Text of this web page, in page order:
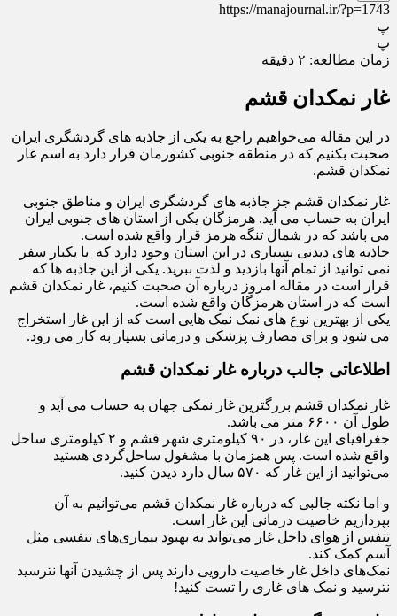
https://manajournal.ir/?p=1743
پ
پ
زمان مطالعه: ۲ دقیقه
غار نمکدان قشم
در این مقاله می‌خواهیم راجع به یکی از جاذبه های گردشگری ایران
صحبت بکنیم که در منطقه جنوبی کشورمان قرار دارد به اسم غار
نمکدان قشم.
غار نمکدان قشم جز جاذبه های گردشگری ایران و مناطق جنوبی
ایران به حساب می آید. هرمزگان یکی از استان های جنوبی ایران
می باشد که در شمال تنگه هرمز قرار واقع شده است.
جاذبه های دیدنی بسیاری در این استان وجود دارد که با یکبار سفر
نمی توانید از تمام آنها بازدید و لذت ببرید. یکی از این جاذبه ها که
قرار است در مقاله امروز درباره آن صحبت کنیم، غار نمکدان قشم
است که در استان هرمزگان واقع شده است.
یکی از بهترین نوع های نمک نمک هایی است که از این غار استخراج
می شود و برای مصارف پزشکی و درمانی بسیار به کار می رود.
اطلاعاتی جالب درباره غار نمکدان قشم
غار نمکدان قشم بزرگترین غار نمکی جهان به حساب می آید و
طول آن ۶۶۰۰ متر می باشد.
جغرافیای این غار، در ۹۰ کیلومتری شهر قشم و ۲ کیلومتری ساحل
واقع شده است. پس همزمان با مشغول ساحل‌گردی هستید
می‌توانید از این غار که ۵۷۰ سال دارد دیدن کنید.
و اما نکته جالبی که درباره غار نمکدان قشم می‌توانیم به آن
بپردازیم خاصیت درمانی این غار است.
تنفس از هوای داخل غار می‌تواند به بهبود بیماری‌های تنفسی مثل
آسم کمک کند.
نمک‌های داخل غار خاصیت دارویی دارند پس از چشیدن آنها نترسید
نترسید و نمک های غاری را تست کنید!